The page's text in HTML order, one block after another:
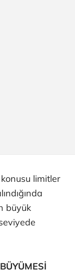
limitler
büyük